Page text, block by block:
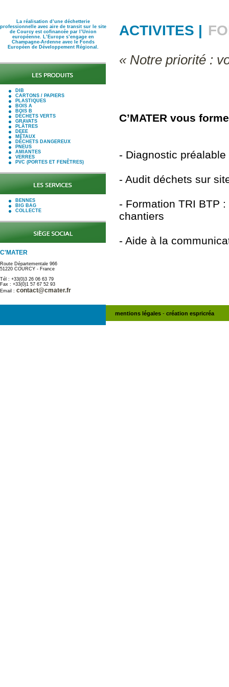
La réalisation d’une déchetterie
professionnelle avec aire de transit sur le site
de Courcy est cofinancée par l’Union
européenne. L’Europe s’engage en
Champagne-Ardenne avec le Fonds
Européen de Développement Régional.
DIB
CARTONS / PAPIERS
PLASTIQUES
BOIS A
BOIS B
DÉCHETS VERTS
GRAVATS
PLÂTRES
DEEE
MÉTAUX
DÉCHETS DANGEREUX
PNEUS
AMIANTES
VERRES
PVC (PORTES ET FENÊTRES)
BENNES
BIG BAG
COLLECTE
C'MATER
Route Départementale 966
51220 COURCY - France
Tél : +33(0)3 26 06 63 79
Fax : +33(0)1 57 67 52 93
Email : contact@cmater.fr
ACTIVITES |
« Notre priorité :
C’MATER vous
- Diagnostic
- Audit déchets sur
- Formation TRI BTP
chantiers
- Aide à la
mentions légales - création espricréa